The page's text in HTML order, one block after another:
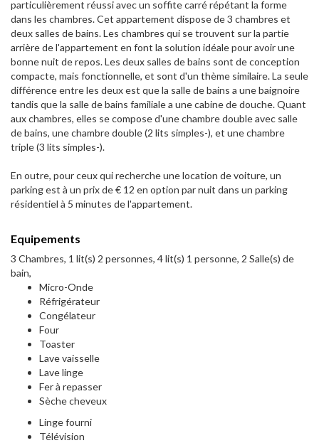
particulièrement réussi avec un soffite carré répétant la forme
dans les chambres. Cet appartement dispose de 3 chambres et
deux salles de bains. Les chambres qui se trouvent sur la partie
arrière de l'appartement en font la solution idéale pour avoir une
bonne nuit de repos. Les deux salles de bains sont de conception
compacte, mais fonctionnelle, et sont d'un thème similaire. La seule
différence entre les deux est que la salle de bains a une baignoire
tandis que la salle de bains familiale a une cabine de douche. Quant
aux chambres, elles se compose d'une chambre double avec salle
de bains, une chambre double (2 lits simples-), et une chambre
triple (3 lits simples-).
En outre, pour ceux qui recherche une location de voiture, un
parking est à un prix de € 12 en option par nuit dans un parking
résidentiel à 5 minutes de l'appartement.
Equipements
3 Chambres, 1 lit(s) 2 personnes, 4 lit(s) 1 personne, 2 Salle(s) de
bain,
Micro-Onde
Réfrigérateur
Congélateur
Four
Toaster
Lave vaisselle
Lave linge
Fer à repasser
Sèche cheveux
Linge fourni
Télévision